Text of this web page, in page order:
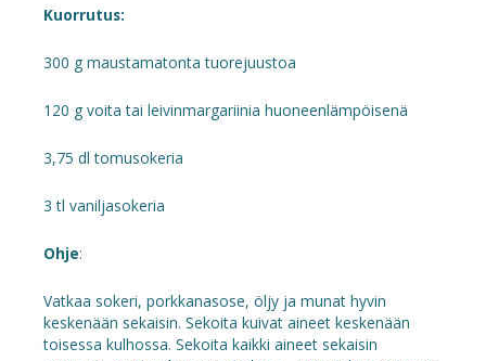
Kuorrutus:
300 g maustamatonta tuorejuustoa
120 g voita tai leivinmargariinia huoneenlämpöisenä
3,75 dl tomusokeria
3 tl vaniljasokeria
Ohje:
Vatkaa sokeri, porkkanasose, öljy ja munat hyvin
keskenään sekaisin. Sekoita kuivat aineet keskenään
toisessa kulhossa. Sekoita kaikki aineet sekaisin